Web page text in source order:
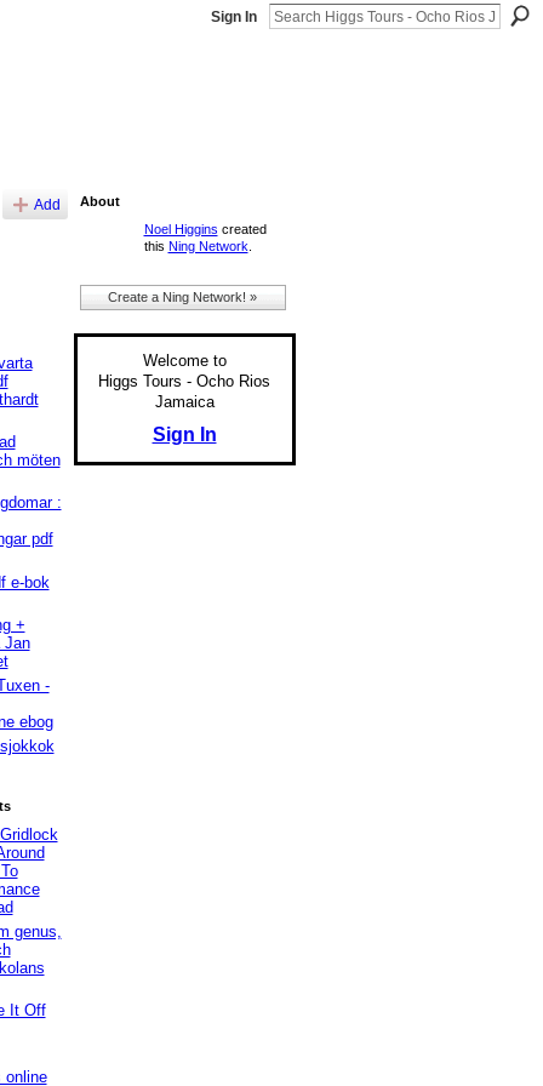
Sign In
Add
möten
:
pdf
e-bok
+
Jan
-
ebog
genus,
It Off
online
About
Noel Higgins created
this Ning Network
Create a Ning Network! »
Welcome to
Higgs Tours - Ocho Rios
Jamaica
Sign In